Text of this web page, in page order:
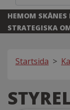
HEMOM
STRATEGISKA
Startsida >